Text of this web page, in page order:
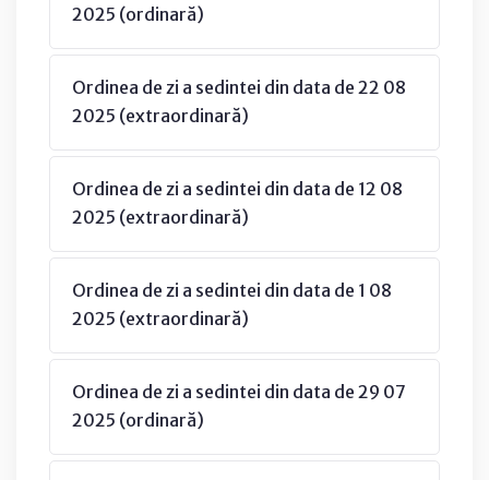
2025 (ordinară)
Ordinea de zi a sedintei din data de 22 08
2025 (extraordinară)
Ordinea de zi a sedintei din data de 12 08
2025 (extraordinară)
Ordinea de zi a sedintei din data de 1 08
2025 (extraordinară)
Ordinea de zi a sedintei din data de 29 07
2025 (ordinară)